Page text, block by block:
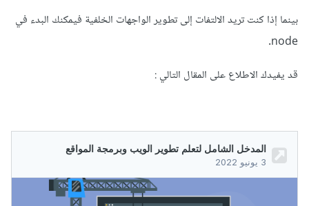
بينما إذا كنت تريد الالتفات إلى تطوير الواجهات الخلفية فيمكنك البدء في
node.
قد يفيدك الاطلاع على المقال التالي